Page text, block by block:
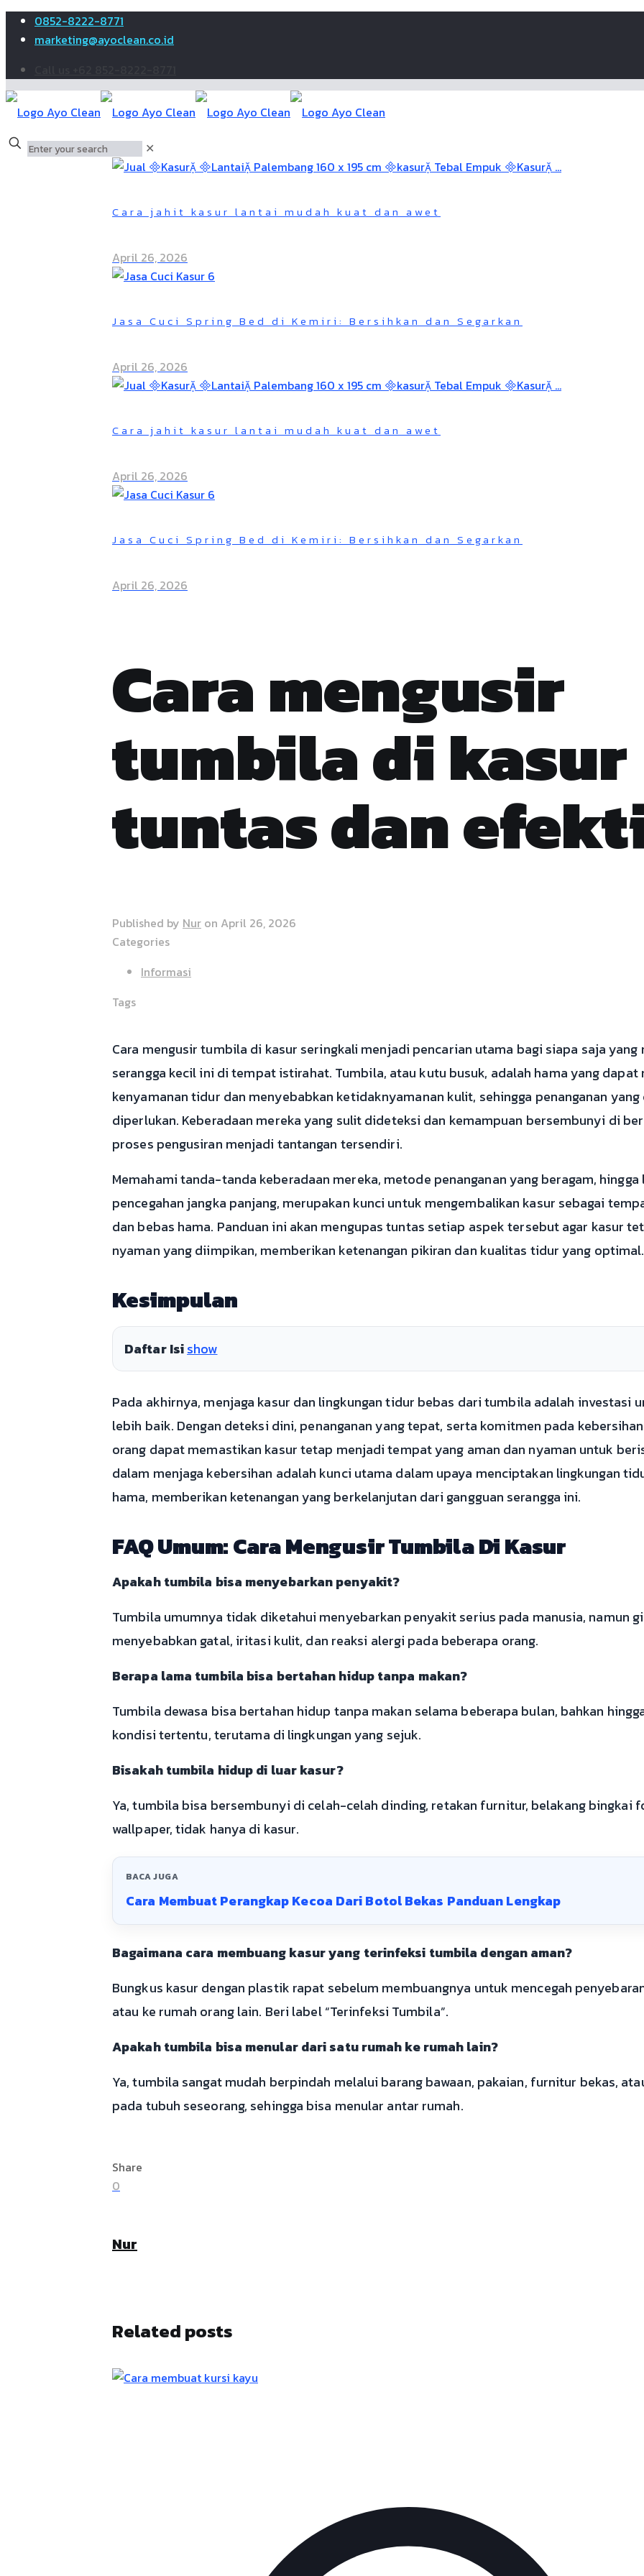
0852-8222-8771
marketing@ayoclean.co.id
✕
Cara jahit kasur lantai mudah kuat dan awet
April 26, 2026
Jasa Cuci Spring Bed di Kemiri: Bersihkan dan Segarkan
April 26, 2026
Cara jahit kasur lantai mudah kuat dan awet
April 26, 2026
Jasa Cuci Spring Bed di Kemiri: Bersihkan dan Segarkan
April 26, 2026
Cara mengusir
tumbila di kasur
tuntas dan
Published by Nur on April 26, 2026
Categories
Informasi
Tags
Cara mengusir tumbila di kasur seringkali menjadi pencarian utama bagi siapa saja
serangga kecil ini di tempat istirahat. Tumbila, atau kutu busuk, adalah hama yang dapat
kenyamanan tidur dan menyebabkan ketidaknyamanan kulit, sehingga penanganan
diperlukan. Keberadaan mereka yang sulit dideteksi dan kemampuan bersembunyi di
proses pengusiran menjadi tantangan tersendiri.
Memahami tanda-tanda keberadaan mereka, metode penanganan yang beragam,
pencegahan jangka panjang, merupakan kunci untuk mengembalikan kasur sebagai
dan bebas hama. Panduan ini akan mengupas tuntas setiap aspek tersebut agar kasur
nyaman yang diimpikan, memberikan ketenangan pikiran dan kualitas tidur yang optimal.
Kesimpulan
Daftar Isishow
Pada akhirnya, menjaga kasur dan lingkungan tidur bebas dari tumbila adalah investasi
lebih baik. Dengan deteksi dini, penanganan yang tepat, serta komitmen pada
orang dapat memastikan kasur tetap menjadi tempat yang aman dan nyaman untuk
dalam menjaga kebersihan adalah kunci utama dalam upaya menciptakan lingkungan
hama, memberikan ketenangan yang berkelanjutan dari gangguan serangga ini.
FAQ Umum: Cara Mengusir Tumbila Di Kasur
Apakah tumbila bisa menyebarkan penyakit?
Tumbila umumnya tidak diketahui menyebarkan penyakit serius pada manusia, namun
menyebabkan gatal, iritasi kulit, dan reaksi alergi pada beberapa orang.
Berapa lama tumbila bisa bertahan hidup tanpa makan?
Tumbila dewasa bisa bertahan hidup tanpa makan selama beberapa bulan, bahkan
kondisi tertentu, terutama di lingkungan yang sejuk.
Bisakah tumbila hidup di luar kasur?
Ya, tumbila bisa bersembunyi di celah-celah dinding, retakan furnitur, belakang bingkai
wallpaper, tidak hanya di kasur.
BACA JUGA
Cara Membuat Perangkap Kecoa Dari Botol Bekas Panduan Lengkap
Bagaimana cara membuang kasur yang terinfeksi tumbila dengan aman?
Bungkus kasur dengan plastik rapat sebelum membuangnya untuk mencegah
atau ke rumah orang lain. Beri label “Terinfeksi Tumbila”.
Apakah tumbila bisa menular dari satu rumah ke rumah lain?
Ya, tumbila sangat mudah berpindah melalui barang bawaan, pakaian, furnitur bekas,
pada tubuh seseorang, sehingga bisa menular antar rumah.
Share
0
Nur
Related posts